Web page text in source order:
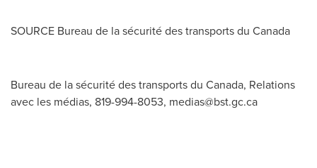
SOURCE Bureau de la sécurité des transports du Canada
Bureau de la sécurité des transports du Canada, Relations
avec les médias, 819-994-8053, medias@bst.gc.ca